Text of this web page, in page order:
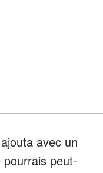
avec un
peut-